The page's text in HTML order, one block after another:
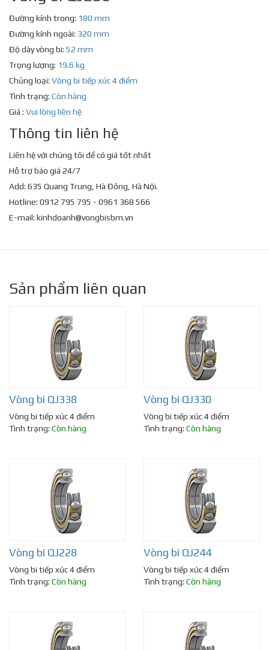
Đường kính trong: 180 mm
Đường kính ngoài: 320 mm
Độ dày vòng bi: 52 mm
Trọng lượng: 19.6 kg
Chủng loại: Vòng bi tiếp xúc 4 điểm
Tình trạng: Còn hàng
Giá : Vui lòng liên hệ
Thông tin liên hệ
Liên hệ với chúng tôi để có giá tốt nhất
Hỗ trợ báo giá 24/7
Add: 635 Quang Trung, Hà Đông, Hà Nội.
Hotline: 0912 795 795 - 0961 368 566
E-mail: kinhdoanh@vongbisbm.vn
Sản phẩm liên quan
Vòng bi QJ338
Vòng bi tiếp xúc 4 điểm
Tình trạng: Còn hàng
Vòng bi QJ330
Vòng bi tiếp xúc 4 điểm
Tình trạng: Còn hàng
Vòng bi QJ228
Vòng bi tiếp xúc 4 điểm
Tình trạng: Còn hàng
Vòng bi QJ244
Vòng bi tiếp xúc 4 điểm
Tình trạng: Còn hàng